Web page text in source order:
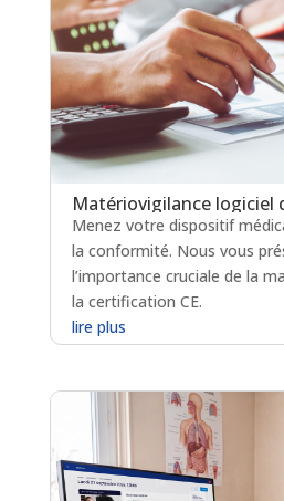
Menez votre dispositif
la conformité. Nous vous
l’importance cruciale de la
la certification CE.
lire plus